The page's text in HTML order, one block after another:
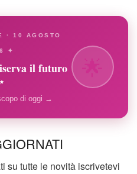
· 10 AGOSTO
✦
il futuro
di oggi →
su tutte le novità iscrivetevi